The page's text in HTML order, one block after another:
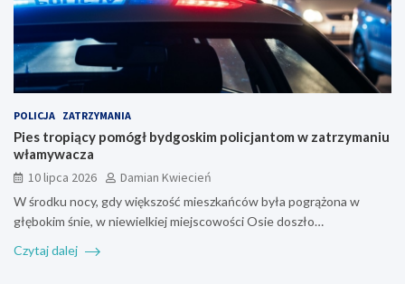
POLICJA ZATRZYMANIA
Pies tropiący pomógł bydgoskim policjantom w zatrzymaniu
włamywacza
10 lipca 2026
Damian Kwiecień
W środku nocy, gdy większość mieszkańców była pogrążona w
głębokim śnie, w niewielkiej miejscowości Osie doszło…
Czytaj dalej